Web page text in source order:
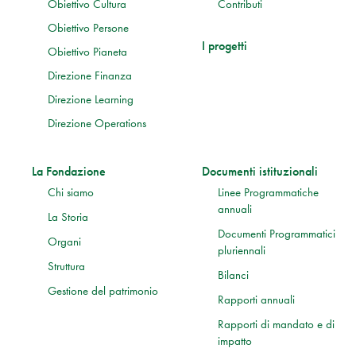
Obiettivo Cultura
Obiettivo Persone
Obiettivo Pianeta
Direzione Finanza
Direzione Learning
Direzione Operations
Contributi
I progetti
La Fondazione
Chi siamo
La Storia
Organi
Struttura
Gestione del patrimonio
Documenti istituzionali
Linee Programmatiche
annuali
Documenti Programmatici
pluriennali
Bilanci
Rapporti annuali
Rapporti di mandato e di
impatto